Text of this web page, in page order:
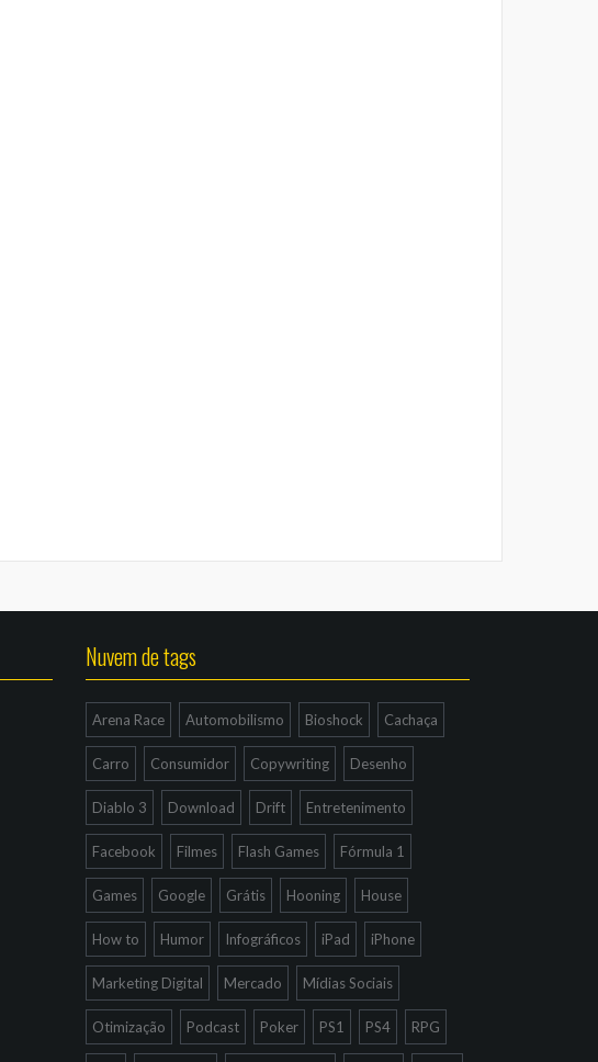
Nuvem de tags
Arena Race Automobilismo Bioshock Cachaça
Carro Consumidor Copywriting Desenho
Diablo 3 Download Drift Entretenimento
Facebook Filmes Flash Games Fórmula 1
Games Google Grátis Hooning House
How to Humor Infográficos iPad iPhone
Marketing Digital Mercado Mídias Sociais
Otimização Podcast Poker PS1 PS4 RPG